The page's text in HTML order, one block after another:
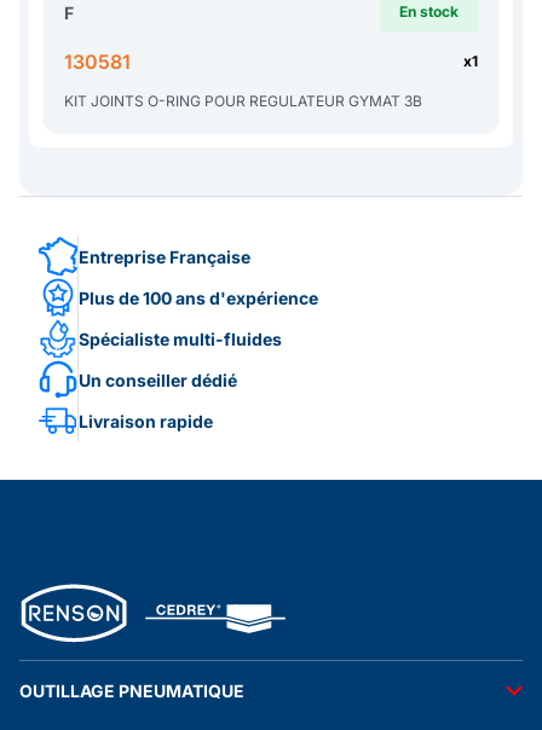
F En stock
130581 x1
KIT JOINTS O-RING POUR REGULATEUR GYMAT 3B
Entreprise Française
Plus de 100 ans d'expérience
Spécialiste multi-fluides
Un conseiller dédié
Livraison rapide
OUTILLAGE PNEUMATIQUE